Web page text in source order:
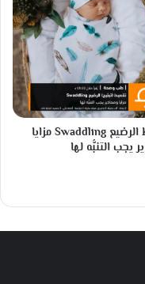
تقميط الرضيع Swaddling مزايا
يجب التنبُّه لها